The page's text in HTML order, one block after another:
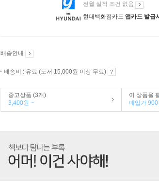
전월 실적 조건 없음
현대백화점카드 앱카드 발급
배송안내
배송비 : 유료 (도서 15,000원 이상 무료)
중고상품 (3개)
3,400원 ~
이 상품을
매입가 900